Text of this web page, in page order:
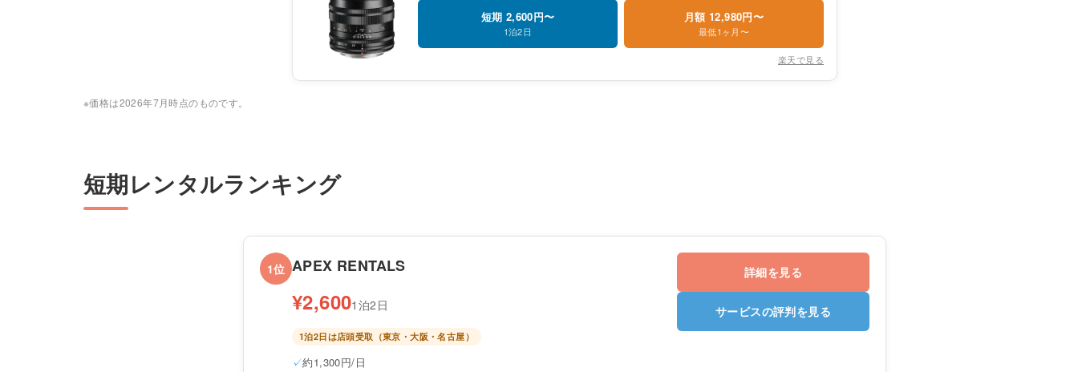
短期 2,600円〜
1泊2日
月額 12,980円〜
最低1ヶ月〜
楽天で見る
※価格は2026年7月時点のものです。
短期レンタルランキング
1位 APEX RENTALS
¥2,6001泊2日
1泊2日は店頭受取（東京・大阪・名古屋）
約1,300円/日
詳細を見る
サービスの評判を見る